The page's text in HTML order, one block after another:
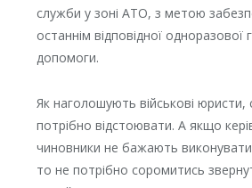
служби у зоні АТО, з метою
останнім відповідної одноразової
допомоги.
Як наголошують військові юристи,
потрібно відстоювати. А якщо
чиновники не бажають виконувати
то не потрібно соромитись